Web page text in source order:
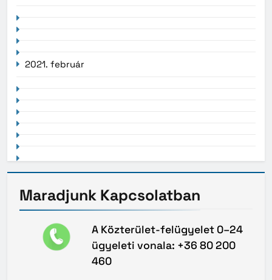
2021. február
Maradjunk Kapcsolatban
A Közterület-felügyelet 0–24
ügyeleti vonala: +36 80 200
460